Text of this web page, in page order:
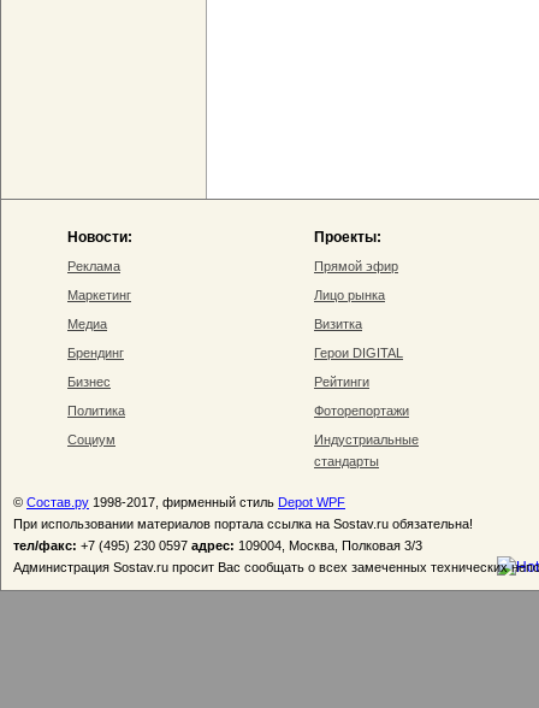
Новости:
Реклама
Маркетинг
Медиа
Брендинг
Бизнес
Политика
Социум
Проекты:
Прямой эфир
Лицо рынка
Визитка
Герои DIGITAL
Рейтинги
Фоторепортажи
Индустриальные
стандарты
© Состав.ру 1998-2017, фирменный стиль Depot WPF
При использовании материалов портала ссылка на Sostav.ru обязательна!
тел/факс: +7 (495) 230 0597 адрес: 109004, Москва, Полковая 3/3
Администрация Sostav.ru просит Вас сообщать о всех замеченных технических